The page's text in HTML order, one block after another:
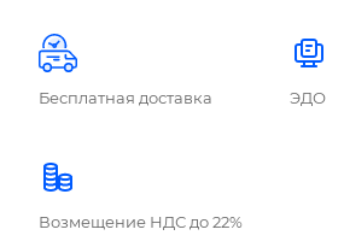
Бесплатная доставка ЭДО
Возмещение НДС до 22%